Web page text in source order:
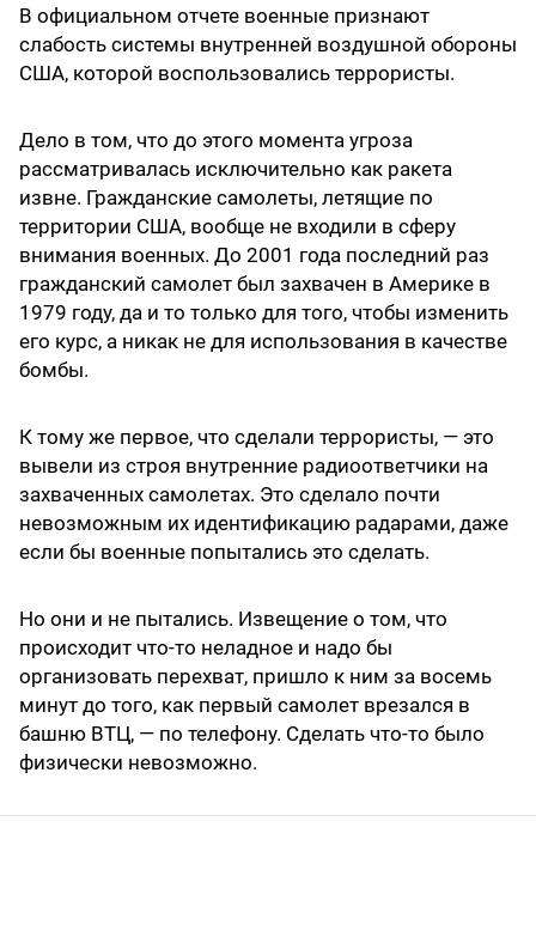
В официальном отчете военные признают
слабость системы внутренней воздушной обороны
США, которой воспользовались террористы.
Дело в том, что до этого момента угроза
рассматривалась исключительно как ракета
извне. Гражданские самолеты, летящие по
территории США, вообще не входили в сферу
внимания военных. До 2001 года последний раз
гражданский самолет был захвачен в Америке в
1979 году, да и то только для того, чтобы изменить
его курс, а никак не для использования в качестве
бомбы.
К тому же первое, что сделали террористы, — это
вывели из строя внутренние радиоответчики на
захваченных самолетах. Это сделало почти
невозможным их идентификацию радарами, даже
если бы военные попытались это сделать.
Но они и не пытались. Извещение о том, что
происходит что-то неладное и надо бы
организовать перехват, пришло к ним за восемь
минут до того, как первый самолет врезался в
башню ВТЦ, — по телефону. Сделать что-то было
физически невозможно.